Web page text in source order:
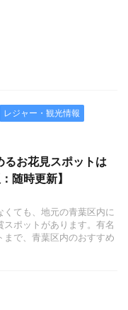
レジャー・観光情報
るお花見スポットは
随時更新】
ても、地元の青葉区内に
スポットがあります。有名
まで、青葉区内のおすすめ